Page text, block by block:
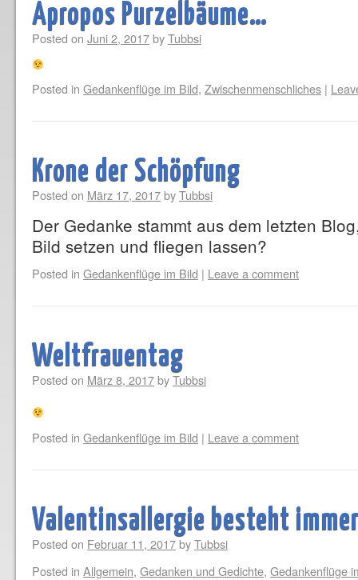
Apropos Purzelbäume…
Posted on Juni 2, 2017byTubbsi
Posted in Gedankenflüge im Bild, Zwischenmenschliches |
Krone der Schöpfung
Posted on März 17, 2017byTubbsi
Der Gedanke stammt aus dem letzten
Bild setzen und fliegen lassen?
Posted in Gedankenflüge im Bild | Leave a comment
Weltfrauentag
Posted on März 8, 2017byTubbsi
Posted in Gedankenflüge im Bild | Leave a comment
Valentinsallergie besteht
Posted on Februar 11, 2017byTubbsi
Posted in Allgemein, Gedanken und Gedichte, Gedankenflüge